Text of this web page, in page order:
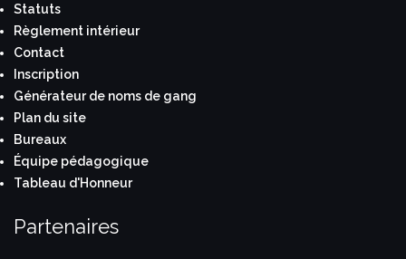
Statuts
Règlement intérieur
Contact
Inscription
Générateur de noms de gang
Plan du site
Bureaux
Équipe pédagogique
Tableau d'Honneur
Partenaires